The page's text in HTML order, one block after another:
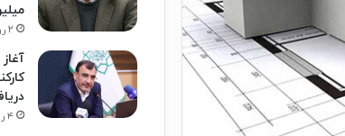
۲ روز پیش
۴ روز پیش